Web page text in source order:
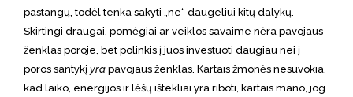
pastangų, todėl tenka sakyti „ne“ daugeliui kitų dalykų.
Skirtingi draugai, pomėgiai ar veiklos savaime nėra pavojaus
ženklas poroje, bet polinkis į juos investuoti daugiau nei į
poros santykį yrapavojaus ženklas. Kartais žmonės nesuvokia,
kad laiko, energijos ir lėšų ištekliai yra riboti, kartais mano, jog